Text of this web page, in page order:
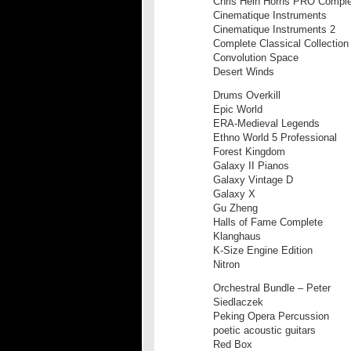
Cinematique Instruments
Cinematique Instruments 2
Complete Classical Collection
Convolution Space
Desert Winds
Drums Overkill
Epic World
ERA-Medieval Legends
Ethno World 5 Professional
Forest Kingdom
Galaxy II Pianos
Galaxy Vintage D
Galaxy X
Gu Zheng
Halls of Fame Complete
Klanghaus
K-Size Engine Edition
Nitron
Orchestral Bundle – Peter
Siedlaczek
Peking Opera Percussion
poetic acoustic guitars
Red Box